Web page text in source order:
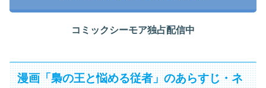
コミックシーモア独占配信中
漫画「梟の王と悩める従者」のあらすじ・ネ